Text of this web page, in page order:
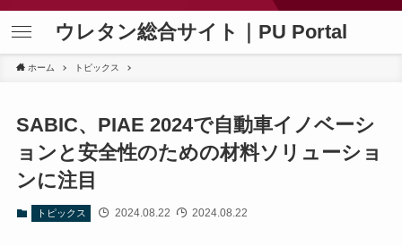
ウレタン総合サイト｜PU Portal
ホーム トピックス
SABIC、PIAE 2024で自動車イノベーシ
ョンと安全性のための材料ソリューショ
ンに注目
トピックス 2024.08.22 2024.08.22